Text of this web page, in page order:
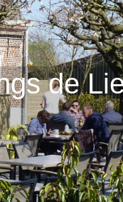
de